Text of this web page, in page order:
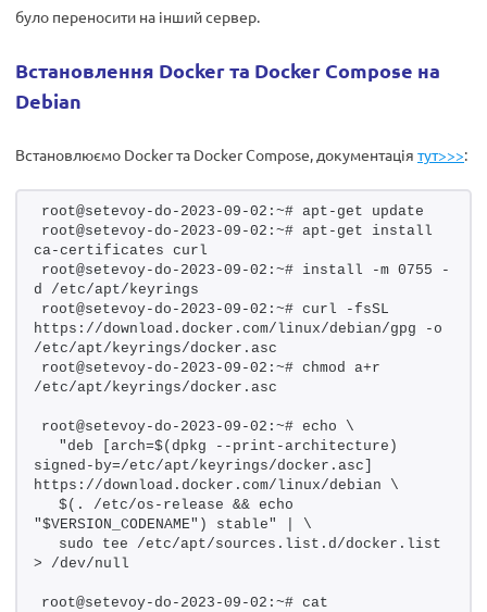
було переносити на інший сервер.
Встановлення Docker та Docker Compose на
Debian
Встановлюємо Docker та Docker Compose, документація тут>>>:
root@setevoy-do-2023-09-02:~# apt-get update
root@setevoy-do-2023-09-02:~# apt-get install
ca-certificates curl
root@setevoy-do-2023-09-02:~# install -m 0755 -
d /etc/apt/keyrings
root@setevoy-do-2023-09-02:~# curl -fsSL
https://download.docker.com/linux/debian/gpg -o
/etc/apt/keyrings/docker.asc
root@setevoy-do-2023-09-02:~# chmod a+r
/etc/apt/keyrings/docker.asc
root@setevoy-do-2023-09-02:~# echo \
  "deb [arch=$(dpkg --print-architecture)
signed-by=/etc/apt/keyrings/docker.asc]
https://download.docker.com/linux/debian \
  $(. /etc/os-release && echo
"$VERSION_CODENAME") stable" | \
  sudo tee /etc/apt/sources.list.d/docker.list
> /dev/null
root@setevoy-do-2023-09-02:~# cat